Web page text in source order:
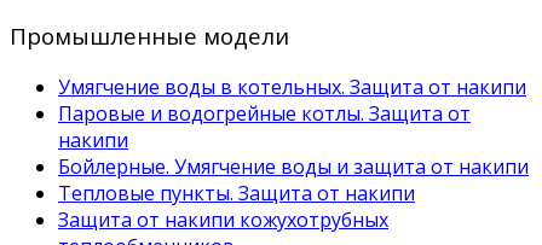
Промышленные модели
Умягчение воды в котельных. Защита от накипи
Паровые и водогрейные котлы. Защита от
накипи
Бойлерные. Умягчение воды и защита от накипи
Тепловые пункты. Защита от накипи
Защита от накипи кожухотрубных